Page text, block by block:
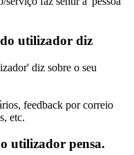
do utilizador diz
diz sobre o seu
feedback por correio
etc.
utilizador pensa.